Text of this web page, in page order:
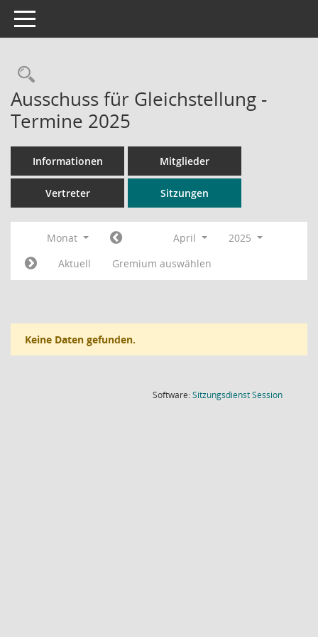
Toggle navigation
Rechercheauswahl
Ausschuss für Gleichstellung -
Termine 2025
Informationen Mitglieder
Vertreter Sitzungen
Monat April
2025
Aktuell
Gremium auswählen
Keine Daten gefunden.
Software:SitzungsdienstSession(Wird in